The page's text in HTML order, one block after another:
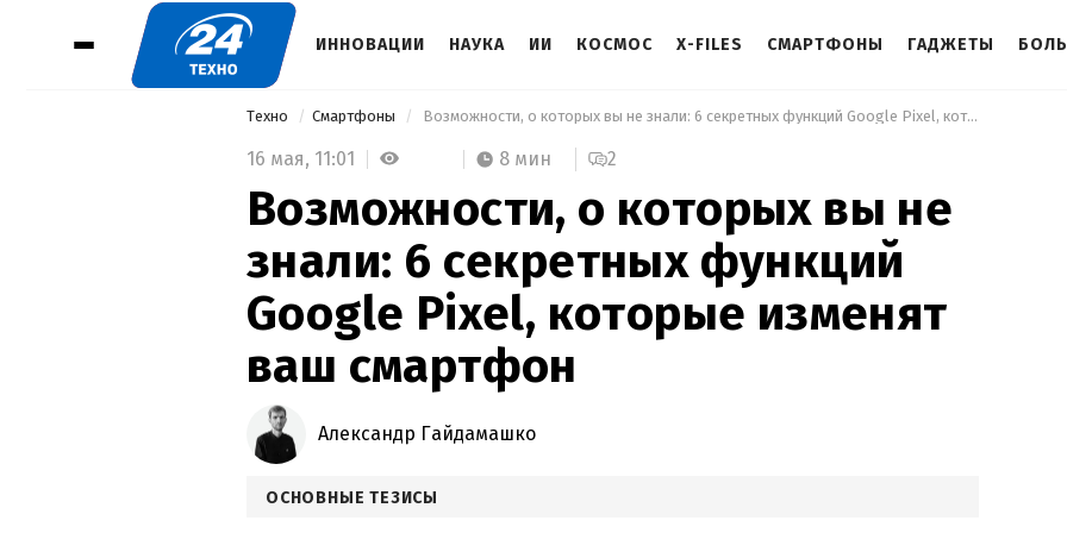
ИННОВАЦИИ НАУКА ИИ КОСМОС X-FILES СМАРТФОНЫ ГАДЖЕТЫ
Техно Смартфоны Возможности, о которых вы не знали: 6 секретных функций Google Pixel, которые изменят ваш смартфон
16 мая, 11:01 8 мин 2
Возможности, о которых вы не
знали: 6 секретных функций
Google Pixel, которые изменят
ваш смартфон
Александр Гайдамашко
ОСНОВНЫЕ ТЕЗИСЫ